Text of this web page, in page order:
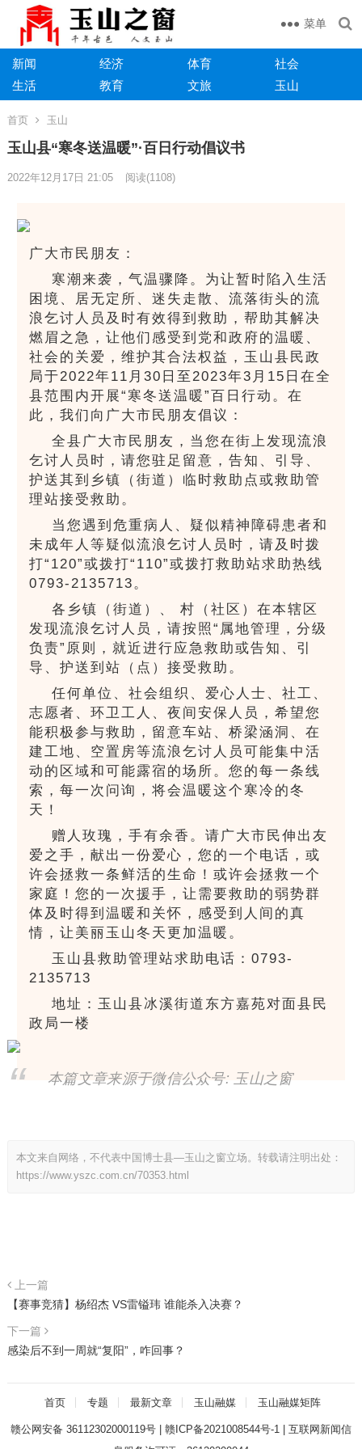
菜单
新闻 经济 体育
社会
生活
教育 文旅 玉山
首页 玉山
玉山县“寒冬送温暖”·百日行动倡议书
2022年12月17日 21:05 阅读(1108)
广大市民朋友：
寒潮来袭，气温骤降。为让暂时陷入生活
困境、居无定所、迷失走散、流落街头的流
浪乞讨人员及时有效得到救助，帮助其解决
燃眉之急，让他们感受到党和政府的温暖、
社会的关爱，维护其合法权益，玉山县民政
局于2022年11月30日至2023年3月15日在全
县范围内开展“寒冬送温暖”百日行动。在
此，我们向广大市民朋友倡议：
全县广大市民朋友，当您在街上发现流浪
乞讨人员时，请您驻足留意，告知、引导、
护送其到乡镇（街道）临时救助点或救助管
理站接受救助。
当您遇到危重病人、疑似精神障碍患者和
未成年人等疑似流浪乞讨人员时，请及时拨
打“120”或拨打“110”或拨打救助站求助热线
0793-2135713。
各乡镇（街道）、 村（社区）在本辖区
发现流浪乞讨人员，请按照“属地管理，分级
负责”原则，就近进行应急救助或告知、引
导、护送到站（点）接受救助。
任何单位、社会组织、爱心人士、社工、
志愿者、环卫工人、夜间安保人员，希望您
能积极参与救助，留意车站、桥梁涵洞、在
建工地、空置房等流浪乞讨人员可能集中活
动的区域和可能露宿的场所。您的每一条线
索，每一次问询，将会温暖这个寒冷的冬
天！
赠人玫瑰，手有余香。请广大市民伸出友
爱之手，献出一份爱心，您的一个电话，或
许会拯救一条鲜活的生命！或许会拯救一个
家庭！您的一次援手，让需要救助的弱势群
体及时得到温暖和关怀，感受到人间的真
情，让美丽玉山冬天更加温暖。
玉山县救助管理站求助电话：0793-
2135713
地址：玉山县冰溪街道东方嘉苑对面县民
政局一楼
本篇文章来源于微信公众号: 玉山之窗
本文来自网络，不代表中国博士县—玉山之窗立场。转载请注明出处：
https://www.yszc.com.cn/70353.html
上一篇
【赛事竞猜】杨绍杰 VS雷镒玮 谁能杀入决赛？
下一篇
感染后不到一周就“复阳”，咋回事？
首页 专题 最新文章 玉山融媒 玉山融媒矩阵
赣公网安备 36112302000119号| 赣ICP备2021008544号-1| 互联网新闻信